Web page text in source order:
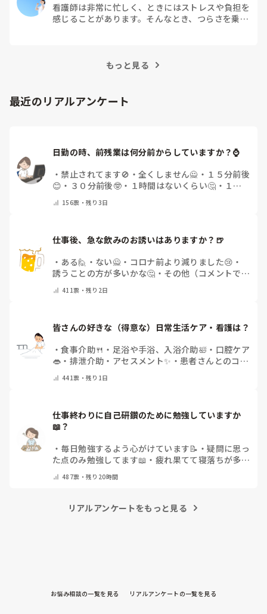
看護師は非常に忙しく、ときにはストレスや負担を
感じることがあります。そんなとき、つらさを乗り
もっと見る
最近のリアルアンケート
日勤の時、前残業は何分前からしていますか？⌚
・禁止されてます🚫 ・ 全くしません🙅 ・ １５分前後
😊 ・ ３０分前後🤓 ・ １時間はないくらい🤔 ・ １時
156票・残り3日
仕事後、急な飲みのお誘いはありますか？🍺
・ ある🙋 ・ ない🙅 ・ コロナ前より減りました😢 ・
誘うことの方が多いかな🤔 ・ その他（コメントで教
411票・残り2日
皆さんの好きな（得意な）日常生活ケア・看護は？
・食事介助🍴 ・ 足浴や手浴、入浴介助🛀 ・ 口腔ケア
👄 ・ 排泄介助・アセスメント✨ ・ 患者さんとのコミ
で教えてください）
441票・残り1日
仕事終わりに自己研鑽のために勉強していますか
📖？
・ 毎日勉強するよう心がけています📝 ・疑問に思っ
た点のみ勉強してます📖 ・ 疲れ果てて寝落ちが多い
（コメントで教えてください）
487票・残り20時間
リアルアンケートをもっと見る
お悩み相談の一覧を見る リアルアンケートの一覧を見る